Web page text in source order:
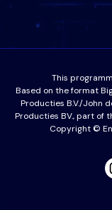
This
Based on the format
Producties B.V./John
Producties BV., part of
Copyright ©